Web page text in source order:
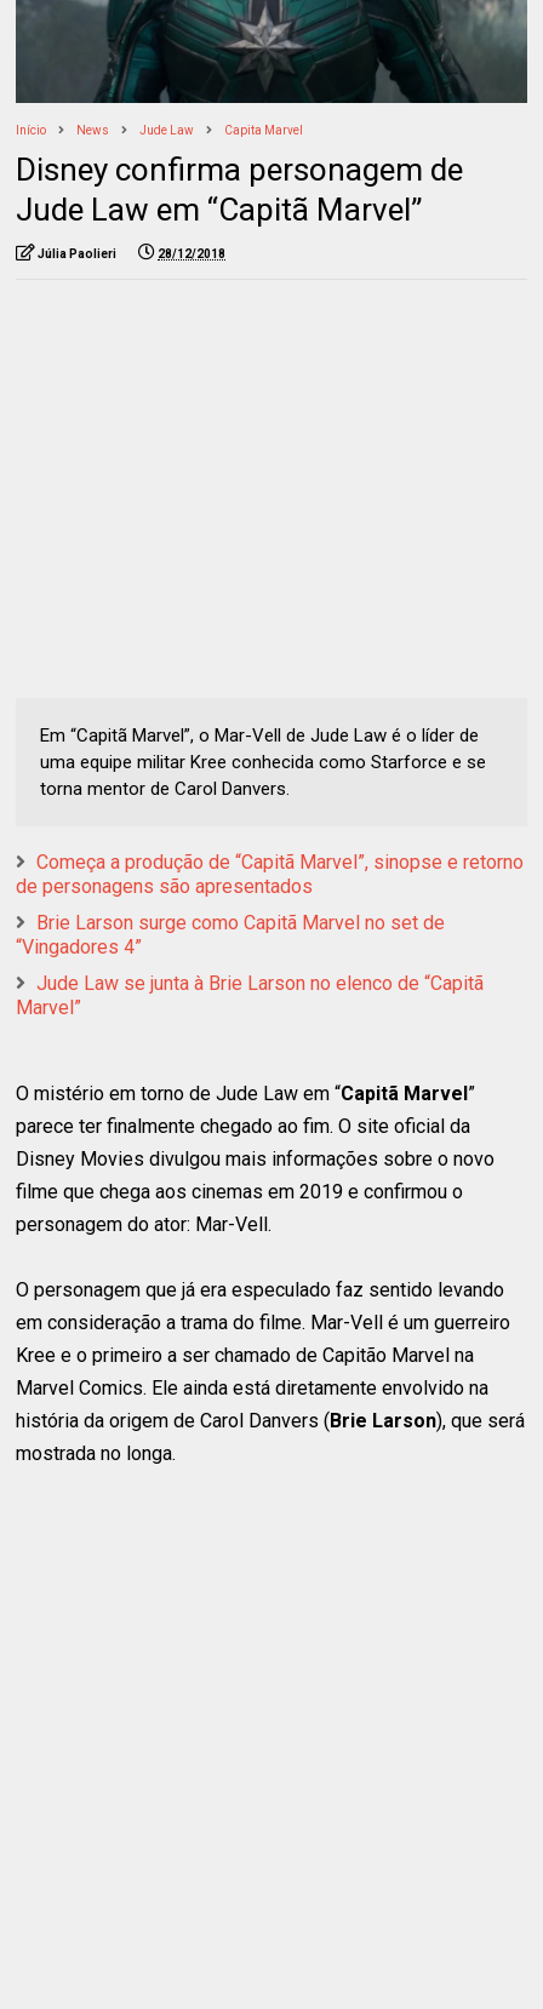
Início News Jude Law Capita Marvel
Disney confirma personagem de
Jude Law em “Capitã Marvel”
Júlia Paolieri 28/12/2018
Em “Capitã Marvel”, o Mar-Vell de Jude Law é o líder de
uma equipe militar Kree conhecida como Starforce e se
torna mentor de Carol Danvers.
Começa a produção de “Capitã Marvel”, sinopse e retorno
de personagens são apresentados
Brie Larson surge como Capitã Marvel no set de
“Vingadores 4”
Jude Law se junta à Brie Larson no elenco de “Capitã
Marvel”
O mistério em torno de Jude Law em “Capitã Marvel ”
parece ter finalmente chegado ao fim. O site oficial da
Disney Movies divulgou mais informações sobre o novo
filme que chega aos cinemas em 2019 e confirmou o
personagem do ator: Mar-Vell.
O personagem que já era especulado faz sentido levando
em consideração a trama do filme. Mar-Vell é um guerreiro
Kree e o primeiro a ser chamado de Capitão Marvel na
Marvel Comics. Ele ainda está diretamente envolvido na
história da origem de Carol Danvers ( Brie Larson), que será
mostrada no longa.